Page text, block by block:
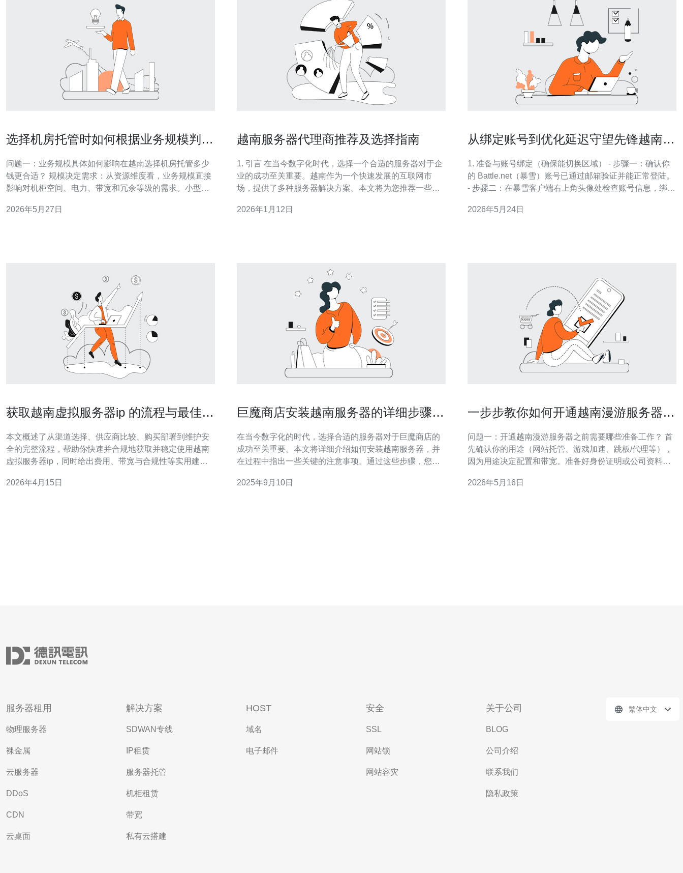
选择机房托管时如何根据业务规模判断
问题一：业务规模具体如何影响在越南选择机房托管多少
钱更合适？ 规模决定需求：从资源维度看，业务规模直接
影响对机柜空间、电力、带宽和冗余等级的需求。小型业
多个机柜、较高电力和带宽保障；大型/企业级则要求高可
2026年5月27日
越南服务器代理商推荐及选择指南
1. 引言 在当今数字化时代，选择一个合适的服务器对于企
业的成功至关重要。越南作为一个快速发展的互联网市
场，提供了多种服务器解决方案。本文将为您推荐一些值
南。 2. 越南服务器市场概述 越南的服务器市场正在快速增
2026年1月12日
从绑定账号到优化延迟守望先锋越南服
1. 准备与账号绑定（确保能切换区域） - 步骤一：确认你
的 Battle.net（暴雪）账号已通过邮箱验证并能正常登陆。
- 步骤二：在暴雪客户端右上角头像处检查账号信息，绑定
果使用第三方平台（如Steam登录等）请先解绑或在设置
2026年5月24日
获取越南虚拟服务器ip 的流程与最佳实
本文概述了从渠道选择、供应商比较、购买部署到维护安
全的完整流程，帮助你快速并合规地获取并稳定使用越南
虚拟服务器ip，同时给出费用、带宽与合规性等实用建
最佳选择。 在哪里可以获取越南虚拟服务器ip，有哪些渠
2026年4月15日
巨魔商店安装越南服务器的详细步骤与
在当今数字化的时代，选择合适的服务器对于巨魔商店的
成功至关重要。本文将详细介绍如何安装越南服务器，并
在过程中指出一些关键的注意事项。通过这些步骤，您可
此外，强烈推荐使用德讯电讯的服务，以获得更好的网络
2025年9月10日
一步步教你如何开通越南漫游服务器并
问题一：开通越南漫游服务器之前需要哪些准备工作？ 首
先确认你的用途（网站托管、游戏加速、跳板/代理等），
因为用途决定配置和带宽。准备好身份证明或公司资料以
越南漫游服务器的带宽上限、并发连接限制和节点位置
2026年5月16日
服务器租用
物理服务器
裸金属
云服务器
DDoS
CDN
云桌面
解决方案
SDWAN专线
IP租赁
服务器托管
机柜租赁
带宽
私有云搭建
HOST
域名
电子邮件
安全
SSL
网站锁
网站容灾
关于公司
BLOG
公司介绍
联系我们
隐私政策
繁体中文